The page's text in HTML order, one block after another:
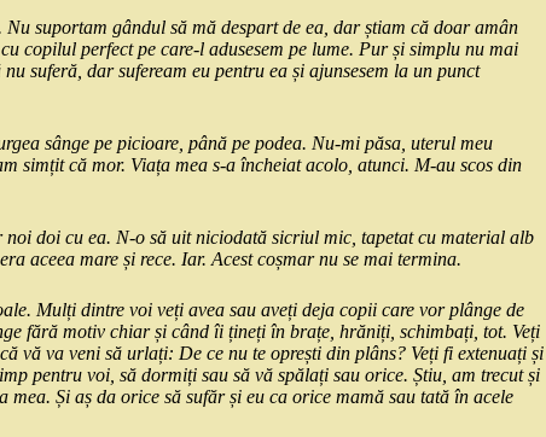
suportam gândul să mă despart de ea, dar știam că doar amân
copilul perfect pe care-l adusesem pe lume. Pur și simplu nu mai
suferă, dar sufeream eu pentru ea și ajunsesem la un punct
sânge pe picioare, până pe podea. Nu-mi păsa, uterul meu
simțit că mor. Viața mea s-a încheiat acolo, atunci. M-au scos din
doi cu ea. N-o să uit niciodată sicriul mic, tapetat cu material alb
aceea mare și rece. Iar. Acest coșmar nu se mai termina.
Mulți dintre voi veți avea sau aveți deja copii care vor plânge de
fără motiv chiar și când îi țineți în brațe, hrăniți, schimbați, tot. Veți
vă va veni să urlați: De ce nu te oprești din plâns? Veți fi extenuați și
pentru voi, să dormiți sau să vă spălați sau orice. Știu, am trecut și
Și aș da orice să sufăr și eu ca orice mamă sau tată în acele